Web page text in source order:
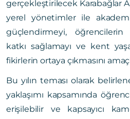
gerçekleştirilecek Karabağlar
yerel yönetimler ile
güçlendirmeyi,
katkı sağlamayı ve kent
fikirlerin ortaya çıkmasını
Bu yılın teması olarak
yaklaşımı kapsamında
erişilebilir ve kapsayıcı